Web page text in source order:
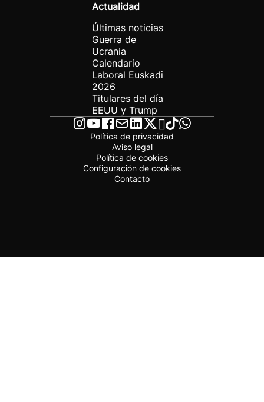
Actualidad
Últimas noticias
Guerra de
Ucrania
Calendario
Laboral Euskadi
2026
Titulares del día
EEUU y Trump
Política de privacidad
Aviso legal
Política de cookies
Configuración de cookies
Contacto